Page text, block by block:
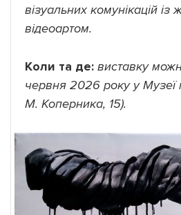
візуальних комунікацій
відеоартом.
Коли та де: виставку
червня 2026 року у Музеї
М. Коперника, 15).